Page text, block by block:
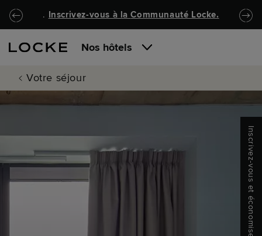
Passer au contenu principal
Locke.Header.SkipToNav
. Inscrivez-vous à laCommunauté Locke.
Nos hôtels
Votre séjour
Inscrivez-vous et économisez